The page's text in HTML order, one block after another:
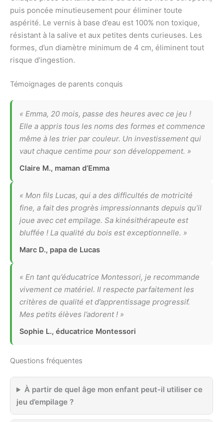
puis poncée minutieusement pour éliminer toute
aspérité. Le vernis à base d’eau est 100% non toxique,
résistant à la salive et aux petites dents curieuses. Les
formes, d’un diamètre minimum de 4 cm, éliminent tout
risque d’ingestion.
Témoignages de parents conquis
« Emma, 20 mois, passe des heures avec ce jeu !
Elle a appris tous les noms des formes et commence
même à les trier par couleur. Un investissement qui
vaut chaque centime pour son développement. »
Claire M., maman d’Emma
« Mon fils Lucas, qui a des difficultés de motricité
fine, a fait des progrès impressionnants depuis qu’il
joue avec cet empilage. Sa kinésithérapeute est
bluffée ! La qualité du bois est exceptionnelle. »
Marc D., papa de Lucas
« En tant qu’éducatrice Montessori, je recommande
vivement ce matériel. Il respecte parfaitement les
critères de qualité et d’apprentissage progressif.
Mes petits élèves l’adorent ! »
Sophie L., éducatrice Montessori
Questions fréquentes
À partir de quel âge mon enfant peut-il utiliser ce
jeu d’empilage ?